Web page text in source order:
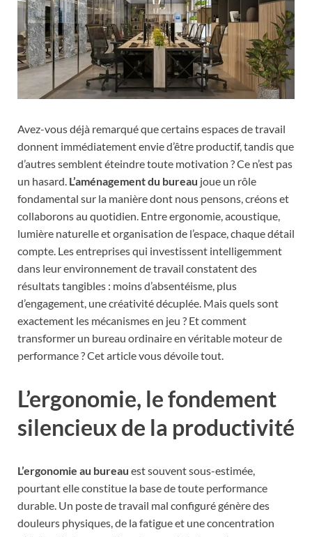
Avez-vous déjà remarqué que certains espaces de travail
donnent immédiatement envie d’être productif, tandis que
d’autres semblent éteindre toute motivation ? Ce n’est pas
un hasard. L’aménagement du bureau joue un rôle
fondamental sur la manière dont nous pensons, créons et
collaborons au quotidien. Entre ergonomie, acoustique,
lumière naturelle et organisation de l’espace, chaque détail
compte. Les entreprises qui investissent intelligemment
dans leur environnement de travail constatent des
résultats tangibles : moins d’absentéisme, plus
d’engagement, une créativité décuplée. Mais quels sont
exactement les mécanismes en jeu ? Et comment
transformer un bureau ordinaire en véritable moteur de
performance ? Cet article vous dévoile tout.
L’ergonomie, le fondement
silencieux de la productivité
L’ergonomie au bureau est souvent sous-estimée,
pourtant elle constitue la base de toute performance
durable. Un poste de travail mal configuré génère des
douleurs physiques, de la fatigue et une concentration